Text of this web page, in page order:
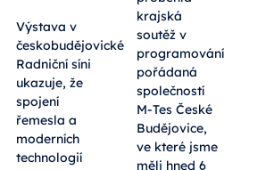
Resslova 440
Výstava v
českobudějovické
Radniční síni
ukazuje, že
spojení
řemesla a
24.4.2026
proběhla
krajská
soutěž v
programování
pořádaná
společností
M-Tes České
Budějovice,